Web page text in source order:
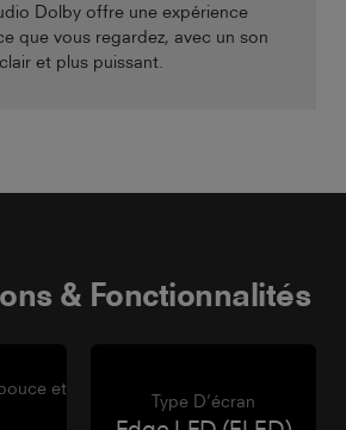
Dolby offre une expérience
que vous regardez, avec un son
et plus puissant.
& Fonctionnalités
et
Type D’écran